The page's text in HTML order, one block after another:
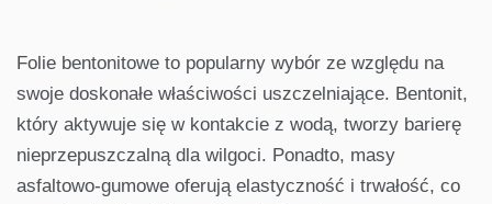
Folie bentonitowe to popularny wybór ze względu na
swoje doskonałe właściwości uszczelniające. Bentonit,
który aktywuje się w kontakcie z wodą, tworzy barierę
nieprzepuszczalną dla wilgoci. Ponadto, masy
asfaltowo-gumowe oferują elastyczność i trwałość, co